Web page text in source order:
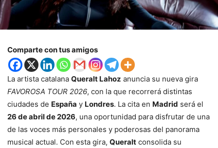
Comparte con tus amigos
La artista catalana Queralt Lahoz anuncia su nueva gira
FAVOROSA TOUR 2026, con la que recorrerá distintas
ciudades de España y Londres. La cita en Madrid será el
26 de abril de 2026, una oportunidad para disfrutar de una
de las voces más personales y poderosas del panorama
musical actual. Con esta gira, Queralt consolida su